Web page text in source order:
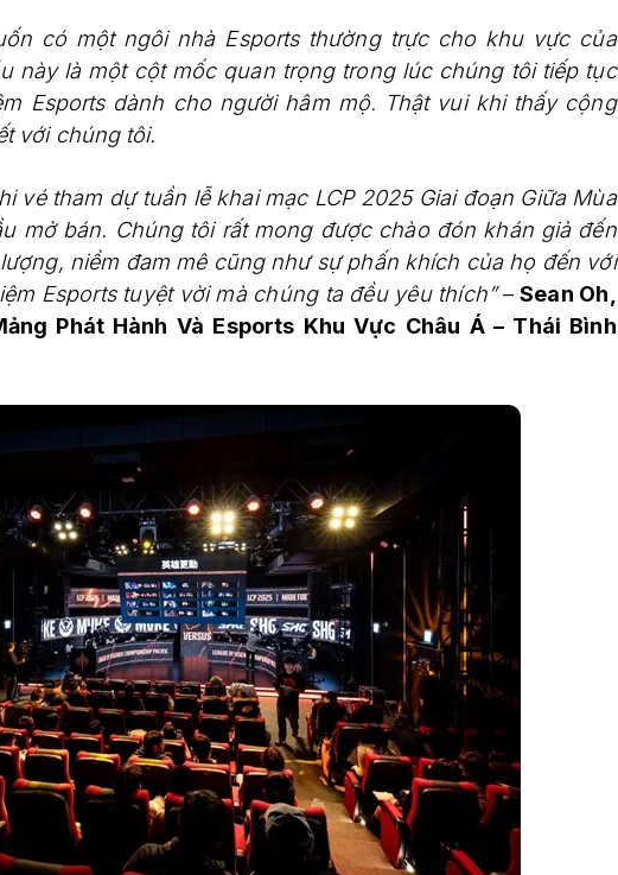
có một ngôi nhà Esports thường trực cho khu vực của
này là một cột mốc quan trọng trong lúc chúng tôi tiếp tục
Esports dành cho người hâm mộ. Thật vui khi thấy cộng
với chúng tôi.
vé tham dự tuần lễ khai mạc LCP 2025 Giai đoạn Giữa Mùa
mở bán. Chúng tôi rất mong được chào đón khán giả đến
niềm đam mê cũng như sự phấn khích của họ đến với
Esports tuyệt vời mà chúng ta đều yêu thích”–Sean Oh,
Phát Hành Và Esports Khu Vực Châu Á – Thái Bình